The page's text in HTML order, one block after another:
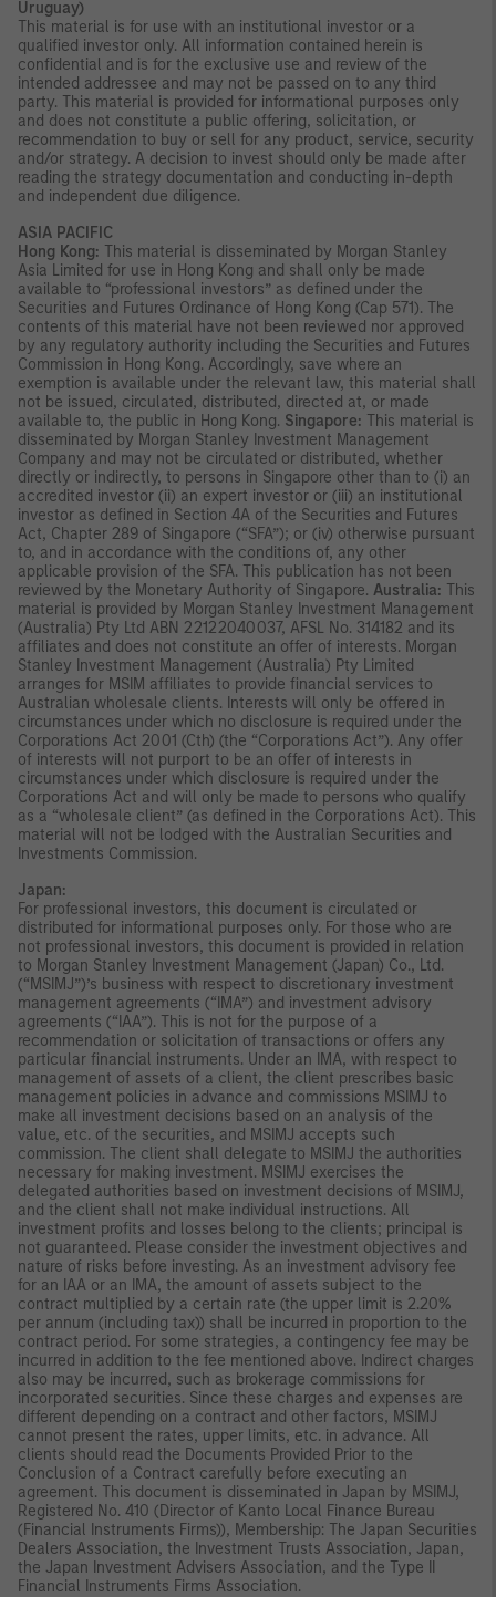
Uruguay)
This material is for use with an institutional investor or a
qualified investor only. All information contained herein is
confidential and is for the exclusive use and review of the
intended addressee and may not be passed on to any third
party. This material is provided for informational purposes only
and does not constitute a public offering, solicitation, or
recommendation to buy or sell for any product, service, security
and/or strategy. A decision to invest should only be made after
reading the strategy documentation and conducting in-depth
and independent due diligence.
ASIA PACIFIC
Hong Kong: This material is disseminated by Morgan Stanley
Asia Limited for use in Hong Kong and shall only be made
available to “professional investors” as defined under the
Securities and Futures Ordinance of Hong Kong (Cap 571). The
contents of this material have not been reviewed nor approved
by any regulatory authority including the Securities and Futures
Commission in Hong Kong. Accordingly, save where an
exemption is available under the relevant law, this material shall
not be issued, circulated, distributed, directed at, or made
available to, the public in Hong Kong. Singapore: This material is
disseminated by Morgan Stanley Investment Management
Company and may not be circulated or distributed, whether
directly or indirectly, to persons in Singapore other than to (i) an
accredited investor (ii) an expert investor or (iii) an institutional
investor as defined in Section 4A of the Securities and Futures
Act, Chapter 289 of Singapore (“SFA”); or (iv) otherwise pursuant
to, and in accordance with the conditions of, any other
applicable provision of the SFA. This publication has not been
reviewed by the Monetary Authority of Singapore. Australia: This
material is provided by Morgan Stanley Investment Management
(Australia) Pty Ltd ABN 22122040037, AFSL No. 314182 and its
affiliates and does not constitute an offer of interests. Morgan
Stanley Investment Management (Australia) Pty Limited
arranges for MSIM affiliates to provide financial services to
Australian wholesale clients. Interests will only be offered in
circumstances under which no disclosure is required under the
Corporations Act 2001 (Cth) (the “Corporations Act”). Any offer
of interests will not purport to be an offer of interests in
circumstances under which disclosure is required under the
Corporations Act and will only be made to persons who qualify
as a “wholesale client” (as defined in the Corporations Act). This
material will not be lodged with the Australian Securities and
Investments Commission.
Japan:
For professional investors, this document is circulated or
distributed for informational purposes only. For those who are
not professional investors, this document is provided in relation
to Morgan Stanley Investment Management (Japan) Co., Ltd.
(“MSIMJ”)’s business with respect to discretionary investment
management agreements (“IMA”) and investment advisory
agreements (“IAA”). This is not for the purpose of a
recommendation or solicitation of transactions or offers any
particular financial instruments. Under an IMA, with respect to
management of assets of a client, the client prescribes basic
management policies in advance and commissions MSIMJ to
make all investment decisions based on an analysis of the
value, etc. of the securities, and MSIMJ accepts such
commission. The client shall delegate to MSIMJ the authorities
necessary for making investment. MSIMJ exercises the
delegated authorities based on investment decisions of MSIMJ,
and the client shall not make individual instructions. All
investment profits and losses belong to the clients; principal is
not guaranteed. Please consider the investment objectives and
nature of risks before investing. As an investment advisory fee
for an IAA or an IMA, the amount of assets subject to the
contract multiplied by a certain rate (the upper limit is 2.20%
per annum (including tax)) shall be incurred in proportion to the
contract period. For some strategies, a contingency fee may be
incurred in addition to the fee mentioned above. Indirect charges
also may be incurred, such as brokerage commissions for
incorporated securities. Since these charges and expenses are
different depending on a contract and other factors, MSIMJ
cannot present the rates, upper limits, etc. in advance. All
clients should read the Documents Provided Prior to the
Conclusion of a Contract carefully before executing an
agreement. This document is disseminated in Japan by MSIMJ,
Registered No. 410 (Director of Kanto Local Finance Bureau
(Financial Instruments Firms)), Membership: The Japan Securities
Dealers Association, the Investment Trusts Association, Japan,
the Japan Investment Advisers Association, and the Type II
Financial Instruments Firms Association.